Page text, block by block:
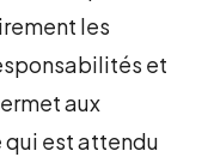
les
et
aux
est attendu